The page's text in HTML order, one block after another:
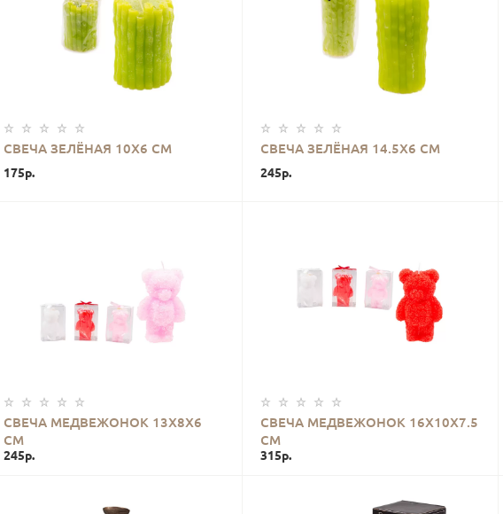
СВЕЧА ЗЕЛЁНАЯ 10Х6 СМ
175р.
СВЕЧА ЗЕЛЁНАЯ 14.5Х6 СМ
245р.
СВЕЧА МЕДВЕЖОНОК 13Х8Х6
СМ
245р.
СВЕЧА МЕДВЕЖОНОК 16Х10Х7.5
СМ
315р.